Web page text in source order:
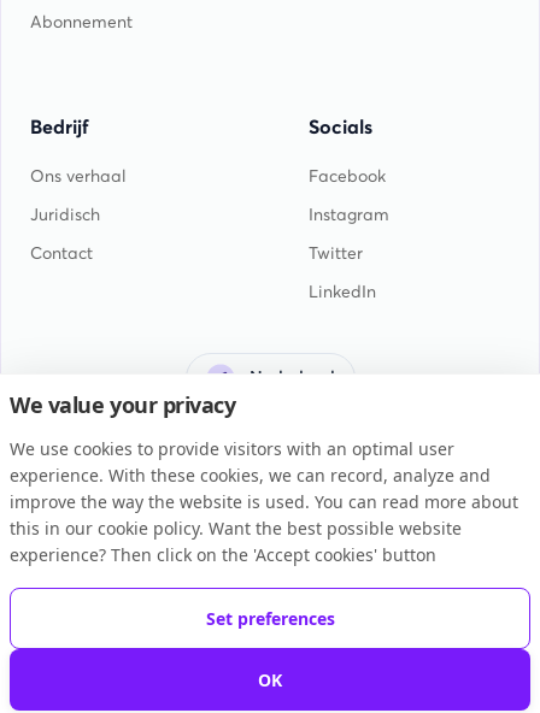
Abonnement
Bedrijf
Ons verhaal
Juridisch
Contact
Socials
Facebook
Instagram
Twitter
LinkedIn
Nederland
Gebruiksovereenkomst
Privacyverklaring
Cookiebeleid
We value your privacy
We use cookies to provide visitors with an optimal user
experience. With these cookies, we can record, analyze and
improve the way the website is used. You can read more about
this in our cookie policy. Want the best possible website
experience? Then click on the 'Accept cookies' button
Set preferences
OK